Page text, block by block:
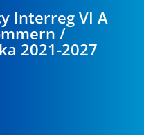
Interreg VI A
/
2021-2027